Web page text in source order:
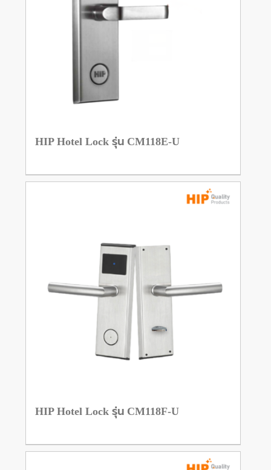
HIP Hotel Lock รุ่น CM118E-U
HIP Hotel Lock รุ่น CM118F-U